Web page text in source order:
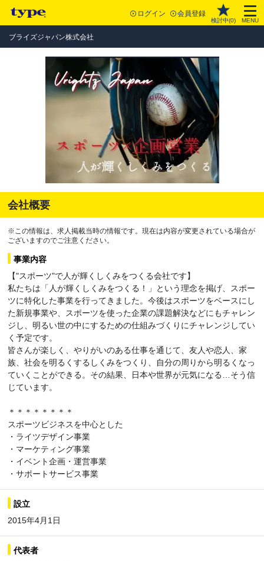
ログイン 会員登録
検討中(0) MENU
ブライズジャパン株式会社
会社概要
※この情報は、求人掲載当時の情報です。現在は内容が変更されている場合が
ございますのでご注意ください。
事業内容
【"スポーツ"で人が輝くしくみをつくる会社です】
私たちは「人が輝くしくみをつくる！」という理念を掲げ、スポー
ツに特化した事業を行ってきました。今後はスポーツをベースにし
た新規事業や、スポーツを使った企業の課題解決などにもチャレン
ジし、明るい世の中にするための仕組みづくりにチャレンジしてい
く予定です。
皆さんが楽しく、やりがいのある仕事を通じて、友人や恋人、家
族、社会を明るくするしくみをつくり、自分の周りから明るくなっ
ていくことができる。その結果、日本や世界が元気になる…そう信
じています。
＊＊＊＊＊＊＊＊
スポーツビジネスを中心とした
・ライツデザイン事業
・マーケティング事業
・イベント企画・運営事業
・サポートサービス事業
設立
2015年4月1日
代表者